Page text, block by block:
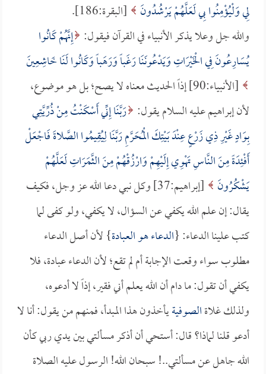
لِي وَلْيُؤْمِنُوا بِي لَعَلَّهُمْ يَرْشُدُونَ
[البقرة:186].
والله جل وعلا يذكر الأنبياء في القرآن فيقول: إِنَّهُمْ كَانُوا
يُسَارِعُونَ فِي الْخَيْرَاتِ وَيَدْعُونَنَا رَغَباً وَرَهَباً وَكَانُوا لَنَا خَاشِعِينَ
[الأنبياء:90] إذاً الحديث معناه لا يصح؛ بل هو موضوع،
لأن إبراهيم عليه السلام يقول: رَبَّنَا إِنِّي أَسْكَنْتُ مِنْ ذُرِّيَّتِي
بِوَادٍ غَيْرِ ذِي زَرْعٍ عِنْدَ بَيْتِكَ الْمُحَرَّمِ رَبَّنَا لِيُقِيمُوا الصَّلاةَ فَاجْعَلْ
أَفْئِدَةً مِنَ النَّاسِ تَهْوِي إِلَيْهِمْ وَارْزُقْهُمْ مِنَ الثَّمَرَاتِ لَعَلَّهُمْ
يَشْكُرُونَ
[إبراهيم:37] وكل نبي دعا الله عز وجل، فكيف
يقال: إن علم الله يكفي عن السؤال، لا يكفي، ولو كفى لما
كتب علينا الدعاء: {الدعاء هو العبادة} لأن أصل الدعاء
مطلوب سواء وقعت الإجابة أم لم تقع؛ لأن الدعاء عبادة، فلا
يكفي أن تقول: ما دام أن الله يعلم أني فقير، إذاً لا أدعوه،
ولذلك غلاةالصوفيةيأخذون هذا المبدأ، فمنهم من يقول: أنا لا
أدعو قلنا لماذا؟ قال: أستحي أن أذكر مسألتي بين يدي ربي كأن
الله جاهل عن مسألتي..! سبحان الله! الرسول عليه الصلاة